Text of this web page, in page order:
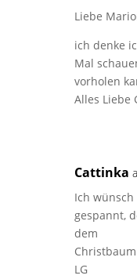
Liebe
ich denke
Mal
vorholen
Alles Liebe
Cattinka
Ich
gespannt,
dem
LG